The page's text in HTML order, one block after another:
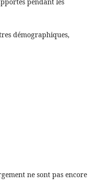
démographiques,
ne sont pas encore